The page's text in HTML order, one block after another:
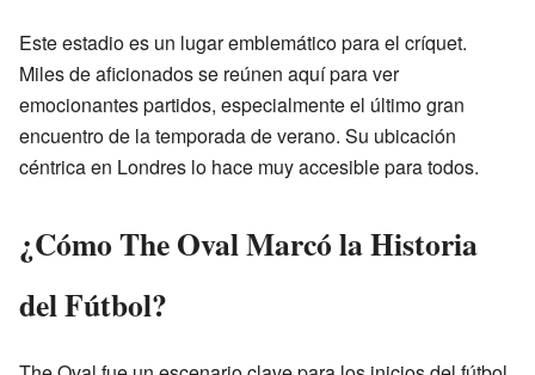
Este estadio es un lugar emblemático para el críquet.
Miles de aficionados se reúnen aquí para ver
emocionantes partidos, especialmente el último gran
encuentro de la temporada de verano. Su ubicación
céntrica en Londres lo hace muy accesible para todos.
¿Cómo The Oval Marcó la Historia
del Fútbol?